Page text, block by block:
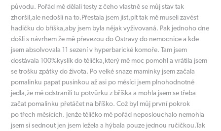
původu. Pořád mě dělali testy z čeho vlastně se můj stav tak
zhoršil,ale nedošli na to.Přestala jsem jíst,pít tak mě museli zavést
hadičku do bříška,aby jsem byla nějak vyživovaná. Pak jednoho dne
došli s návrhem že mě převezou do Ostravy do nemocnice a kde
jsem absolvovala 11 sezení v hyperbarické komoře. Tam jsem
dostávala 100%kyslík do tělíčka,který mě moc pomohl a vrátila jsem
se trošku zpátky do života. Po velké snaze maminky jsem začala
pomalinku papat pusinkou až asi po měsíci jsem plnohodnotně
jedla,že mě odstranili tu potvůrku z bříška a mohla jsem se třeba
začat pomalinku přetáčet na bříško. Což byl můj první pokrok
po třech měsících. Jenže tělíčko mě pořád neposlouchalo nemohla
jsem si sednout jen jsem ležela a hýbala pouze jednou ručičkou.Tak